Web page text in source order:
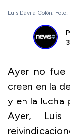
Luis Dávila Colón.
Ayer no fue
creen en la
y en la lucha
Ayer, Luis